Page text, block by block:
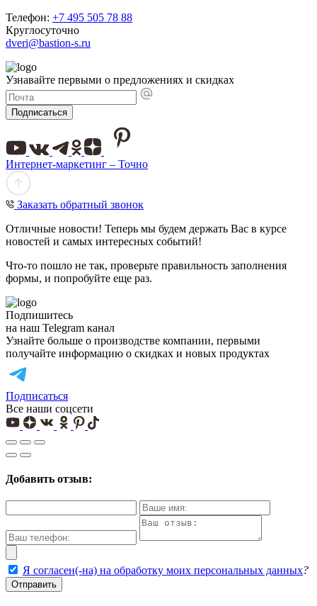
Телефон: +7 495 505 78 88
Круглосуточно
dveri@bastion-s.ru
Узнавайте первыми о предложениях и скидках
Подписаться
Интернет-маркетинг – Точно
Заказать обратный звонок
Отличные новости! Теперь мы будем держать Вас в курсе
новостей и самых интересных событий!
Что-то пошло не так, проверьте правильность заполнения
формы, и попробуйте еще раз.
Подпишитесь
на наш Telegram канал
Узнайте больше о производстве компании, первыми
получайте информацию о скидках и новых продуктах
Подписаться
Все наши соцсети
Добавить отзыв:
Я согласен(-на) на обработку моих персональных данных?
Отправить